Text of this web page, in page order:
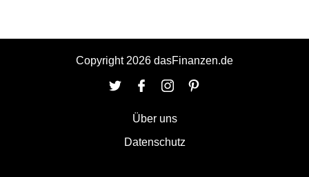
Copyright 2026 dasFinanzen.de
Über uns
Datenschutz